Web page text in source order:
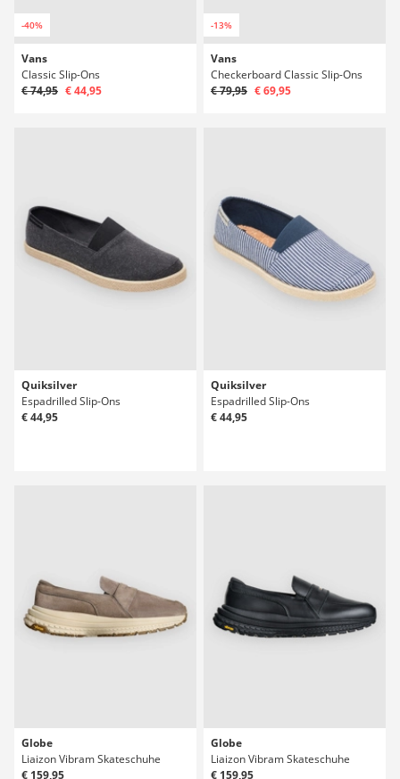
-40%
Vans
Classic Slip-Ons
€ 74,95 € 44,95
-13%
Vans
Checkerboard Classic Slip-Ons
€ 79,95 € 69,95
Quiksilver
Espadrilled Slip-Ons
€ 44,95
Quiksilver
Espadrilled Slip-Ons
€ 44,95
Globe
Liaizon Vibram Skateschuhe
€ 159,95
Globe
Liaizon Vibram Skateschuhe
€ 159,95